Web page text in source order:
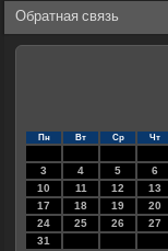
Обратная связь
Пн Вт Ср Чт
3
4 5 6
10
11 12 13
17
18 19 20
24
25 26 27
31